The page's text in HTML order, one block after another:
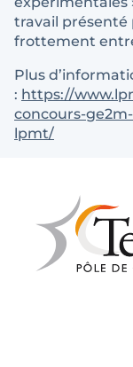
travail présenté
frottement
Plus
: https://
concours-
lpmt/